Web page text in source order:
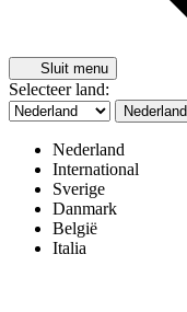
Sluit menu
Selecteer land:
Nederland
Nederland
International
Sverige
Danmark
België
Italia